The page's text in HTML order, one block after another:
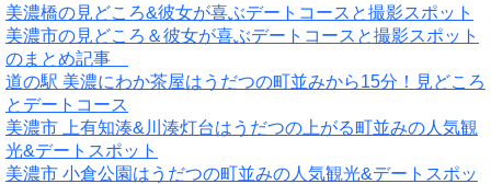
美濃橋の見どころ&彼女が喜ぶデートコースと撮影スポット
美濃市の見どころ＆彼女が喜ぶデートコースと撮影スポット
のまとめ記事
道の駅 美濃にわか茶屋はうだつの町並みから15分！見どころ
とデートコース
美濃市 上有知湊&川湊灯台はうだつの上がる町並みの人気観
光&デートスポット
美濃市 小倉公園はうだつの町並みの人気観光&デートスポッ